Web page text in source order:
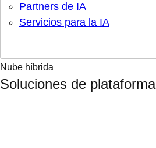
Partners de IA
Servicios para la IA
Nube híbrida
Soluciones de plataforma